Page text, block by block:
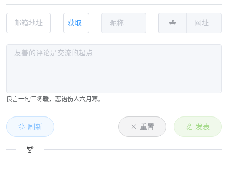
获取
良言一句三冬暖，恶语伤人六月寒。
刷新 重置 发表